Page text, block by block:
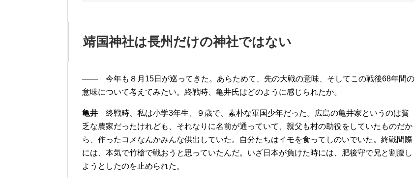
靖国神社は長州だけの神社ではない
―― 今年も８月15日が巡ってきた。あらためて、先の大戦の意味、そしてこの戦後68年間の
意味について考えてみたい。終戦時、亀井氏はどのように感じられたか。
亀井 終戦時、私は小学3年生、９歳で、素朴な軍国少年だった。広島の亀井家というのは貧
乏な農家だったけれども、それなりに名前が通っていて、親父も村の助役をしていたものだか
ら、作ったコメなんかみんな供出していた。自分たちはイモを食ってしのいでいた。終戦間際
には、本気で竹槍で戦おうと思っていたんだ。いざ日本が負けた時には、肥後守で兄と割腹し
ようとしたのを止められた。